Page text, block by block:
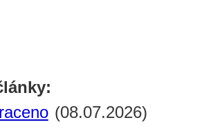
(08.07.2026)